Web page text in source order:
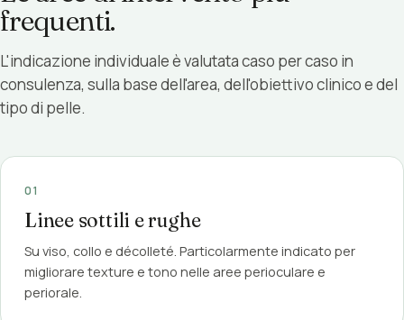
frequenti.
L'indicazione individuale è valutata caso per caso in
consulenza, sulla base dell'area, dell'obiettivo clinico e del
tipo di pelle.
01
Linee sottili e rughe
Su viso, collo e décolleté. Particolarmente indicato per
migliorare texture e tono nelle aree perioculare e
periorale.